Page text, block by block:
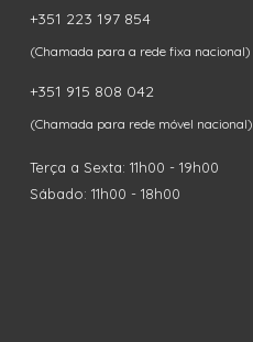
+351 223 197 854
(Chamada para a rede fixa nacional)
+351 915 808 042
(Chamada para rede móvel nacional)
Terça a Sexta: 11h00 - 19h00
Sábado: 11h00 - 18h00